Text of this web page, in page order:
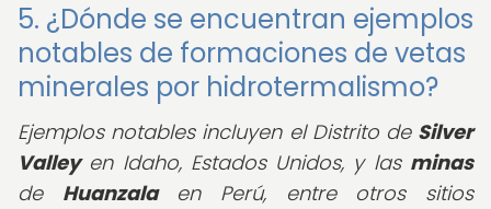
5. ¿Dónde se encuentran ejemplos
notables de formaciones de vetas
minerales por hidrotermalismo?
Ejemplos notables incluyen el Distrito de Silver
Valleyen Idaho, Estados Unidos, y las minas
de Huanzalaen Perú, entre otros sitios